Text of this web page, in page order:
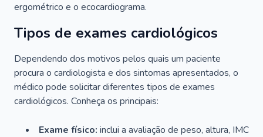
ergométrico e o ecocardiograma.
Tipos de exames cardiológicos
Dependendo dos motivos pelos quais um paciente
procura o cardiologista e dos sintomas apresentados, o
médico pode solicitar diferentes tipos de exames
cardiológicos. Conheça os principais:
Exame físico: inclui a avaliação de peso, altura, IMC